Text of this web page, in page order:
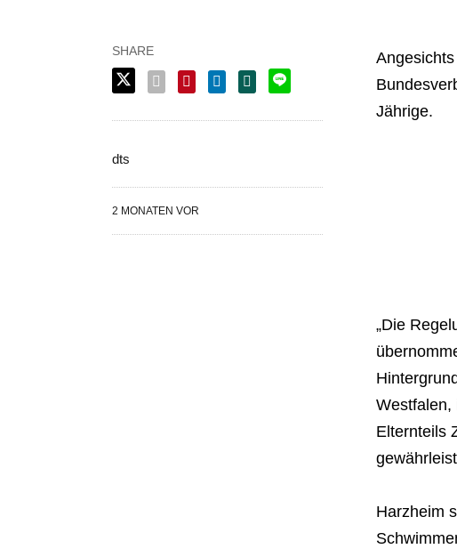
Jährige.
„Die
Westfalen,
Elternteils
Harzheim
dts
2 MONATEN VOR